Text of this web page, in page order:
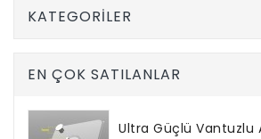
KATEGORILER
EN ÇOK SATILANLAR
Ultra Güçlü Vantuzlu